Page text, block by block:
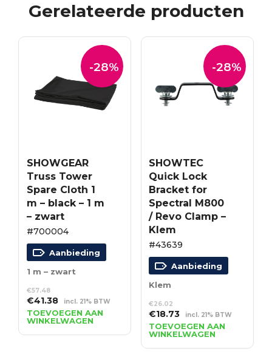
Gerelateerde producten
-28%
SHOWGEAR
Truss Tower
Spare Cloth 1
m – black – 1 m
– zwart
#700004
Aanbieding
1 m – zwart
€57.48
Oorspronkelijke
prijs
was:
€57.48.
€41.38Huidige
prijs
is:
€41.38.
incl. 21% BTW
TOEVOEGEN AAN
WINKELWAGEN
-28%
SHOWTEC
Quick Lock
Bracket for
Spectral M800
/ Revo Clamp –
Klem
#43639
Aanbieding
Klem
€26.02
Oorspronkelijke
prijs
was:
€26.02.
€18.73Huidige
prijs
is:
€18.73.
incl. 21% BTW
TOEVOEGEN AAN
WINKELWAGEN